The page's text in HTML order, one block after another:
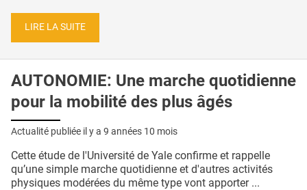
LIRE LA SUITE
AUTONOMIE: Une marche quotidienne
pour la mobilité des plus âgés
Actualité publiée il y a 9 années 10 mois
Cette étude de l'Université de Yale confirme et rappelle
qu’une simple marche quotidienne et d'autres activités
physiques modérées du même type vont apporter ...